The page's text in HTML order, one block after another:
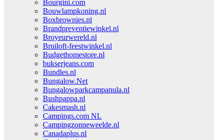
Bourgini.com
Bouwlampkoning.nl
Boxbrownies.nl
Brandpreventiewinkel.nl
Broyeurwereld.nl
Bruiloft-feestwinkel.nl
Budgethomestore.nl
bukserjeans.com
Bundles.nl
Bungalow.Net
Bungalowparkcampanula.nl
Bushpappa.nl
Cakesmash.nl
Campings.com NL
Campingzonneweelde.nl
Canadaplus.nl